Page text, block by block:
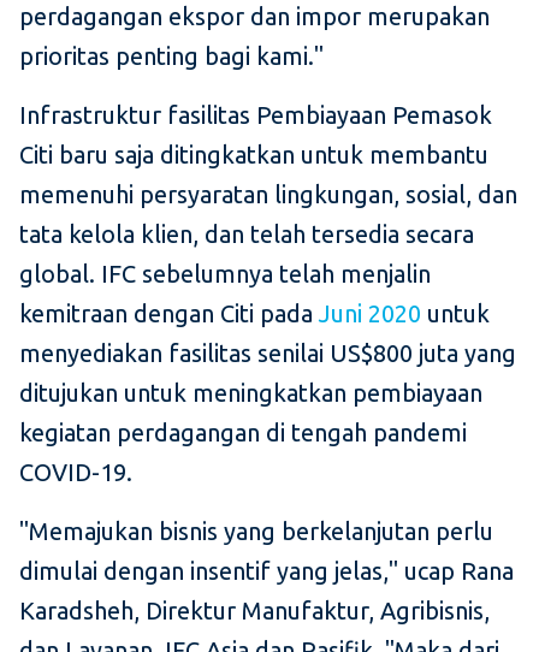
perdagangan ekspor dan impor merupakan
prioritas penting bagi kami."
Infrastruktur fasilitas Pembiayaan Pemasok
Citi baru saja ditingkatkan untuk membantu
memenuhi persyaratan lingkungan, sosial, dan
tata kelola klien, dan telah tersedia secara
global. IFC sebelumnya telah menjalin
kemitraan dengan Citi padaJuni 2020 untuk
menyediakan fasilitas senilai US$800 juta yang
ditujukan untuk meningkatkan pembiayaan
kegiatan perdagangan di tengah pandemi
COVID-19.
"Memajukan bisnis yang berkelanjutan perlu
dimulai dengan insentif yang jelas," ucap Rana
Karadsheh, Direktur Manufaktur, Agribisnis,